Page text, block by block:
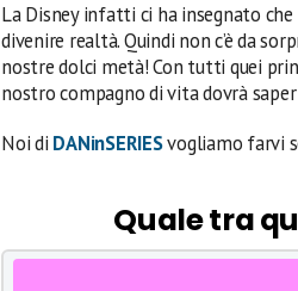
La Disney infatti ci ha insegnato che
divenire realtà. Quindi non c’è da
nostre dolci metà! Con tutti quei
nostro compagno di vita dovrà
Noi di DANinSERIESvogliamo farvi
Quale tra